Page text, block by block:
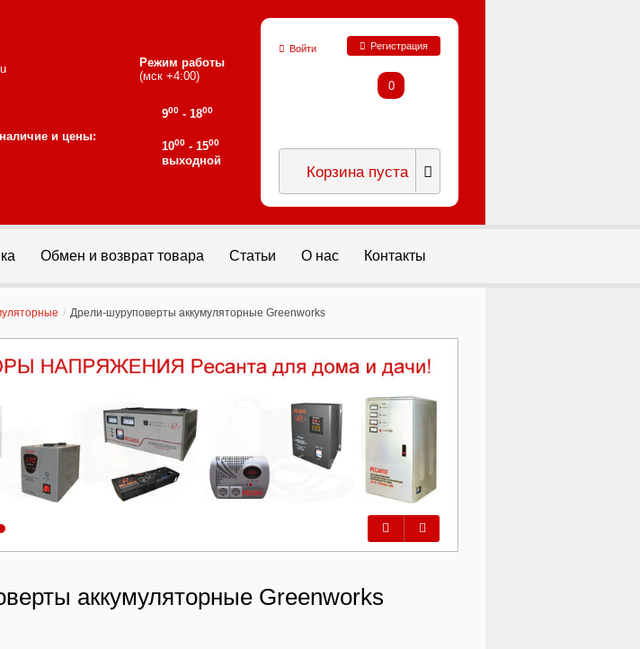
наличие и цены:
Режим работы
(мск +4:00)
900 - 1800
1000 - 1500
выходной
Войти Регистрация
0
Корзина пуста
Обмен и возврат товара Статьи О нас Контакты
/ Дрели-шуруповерты аккумуляторные Greenworks
Предыдущий
Следующий
аккумуляторные Greenworks